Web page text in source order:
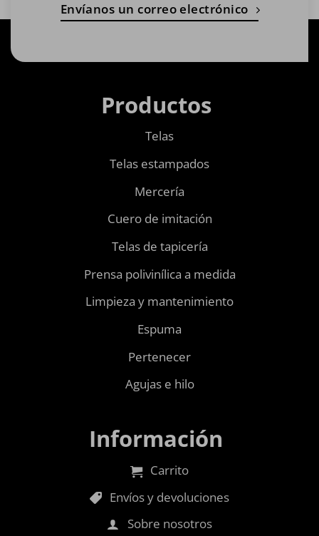
Envíanos un correo electrónico
Productos
Telas
Telas estampados
Mercería
Cuero de imitación
Telas de tapicería
Prensa polivinílica a medida
Limpieza y mantenimiento
Espuma
Pertenecer
Agujas e hilo
Información
Carrito
Envíos y devoluciones
Sobre nosotros